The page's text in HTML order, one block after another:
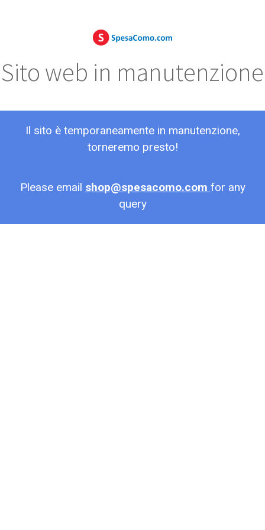
Sito web in manutenzione
Il sito è temporaneamente in manutenzione,
torneremo presto!
Please email shop@spesacomo.com for any
query